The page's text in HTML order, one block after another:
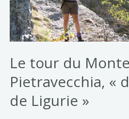
Le tour du Monte
Pietravecchia, «
de Ligurie »